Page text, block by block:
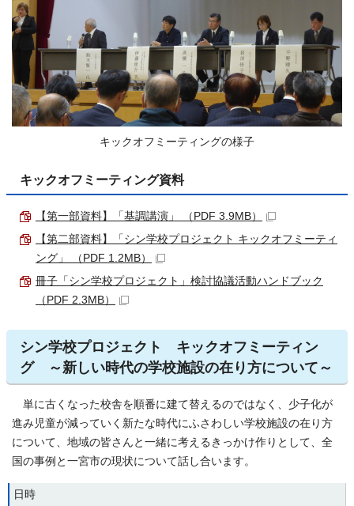
キックオフミーティングの様子
キックオフミーティング資料
【第一部資料】「基調講演」 （PDF 3.9MB）
【第二部資料】「シン学校プロジェクト キックオフミーティ
ング」 （PDF 1.2MB）
冊子「シン学校プロジェクト」検討協議活動ハンドブック
（PDF 2.3MB）
シン学校プロジェクト キックオフミーティン
グ ～新しい時代の学校施設の在り方について～
単に古くなった校舎を順番に建て替えるのではなく、少子化が
進み児童が減っていく新たな時代にふさわしい学校施設の在り方
について、地域の皆さんと一緒に考えるきっかけ作りとして、全
国の事例と一宮市の現状について話し合います。
日時